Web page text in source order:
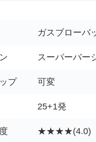
ガスブローバ
スーパーバー
プ 可変
25+1発
★★★★(4.0)